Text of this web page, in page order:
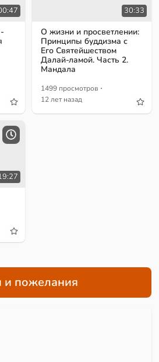
30:33
О жизни и просветлении:
Принципы буддизма с
Его Святейшеством
Далай-ламой. Часть 2.
Мандала
1499 просмотров ·
12 лет назад
и пожелания